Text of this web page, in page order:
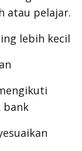
atau pelajar.
lebih kecil
bank